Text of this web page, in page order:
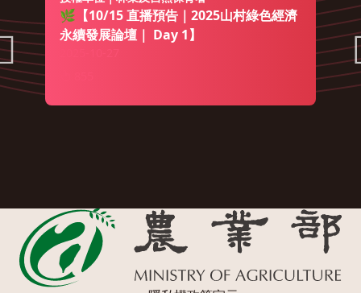
🌿【10/15 直播預告｜2025山村綠色經濟
永續發展論壇｜ Day 1】